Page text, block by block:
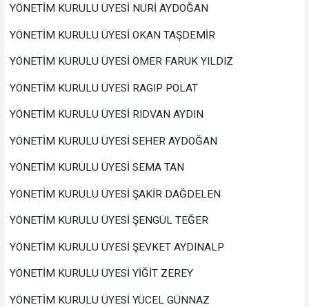
YÖNETİM KURULU ÜYESİ NURİ AYDOĞAN
YÖNETİM KURULU ÜYESİ OKAN TAŞDEMİR
YÖNETİM KURULU ÜYESİ ÖMER FARUK YILDIZ
YÖNETİM KURULU ÜYESİ RAGIP POLAT
YÖNETİM KURULU ÜYESİ RIDVAN AYDIN
YÖNETİM KURULU ÜYESİ SEHER AYDOĞAN
YÖNETİM KURULU ÜYESİ SEMA TAN
YÖNETİM KURULU ÜYESİ ŞAKİR DAĞDELEN
YÖNETİM KURULU ÜYESİ ŞENGÜL TEĞER
YÖNETİM KURULU ÜYESİ ŞEVKET AYDINALP
YÖNETİM KURULU ÜYESİ YİĞİT ZEREY
YÖNETİM KURULU ÜYESİ YÜCEL GÜNNAZ